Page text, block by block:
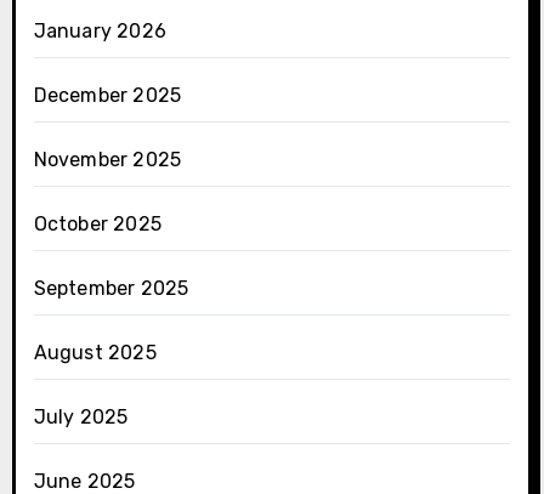
January 2026
December 2025
November 2025
October 2025
September 2025
August 2025
July 2025
June 2025